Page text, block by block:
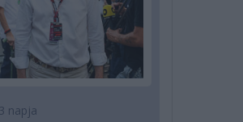
3 napja